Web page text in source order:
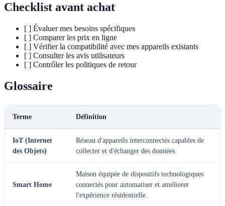
Checklist avant achat
[ ] Évaluer mes besoins spécifiques
[ ] Comparer les prix en ligne
[ ] Vérifier la compatibilité avec mes appareils existants
[ ] Consulter les avis utilisateurs
[ ] Contrôler les politiques de retour
Glossaire
Terme Définition
IoT (Internet
des Objets)
Réseau d'appareils interconnectés capables de
collecter et d'échanger des données.
Smart Home
Maison équipée de dispositifs technologiques
connectés pour automatiser et améliorer
l'expérience résidentielle.